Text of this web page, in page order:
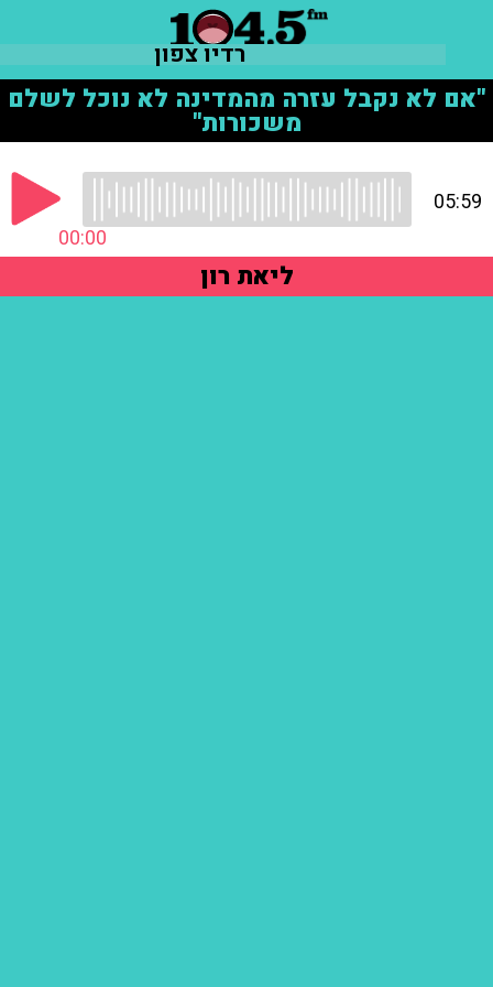
רדיו צפון
"אם לא נקבל עזרה מהמדינה לא נוכל לשלם
משכורות"
00:00
05:59
ליאת רון